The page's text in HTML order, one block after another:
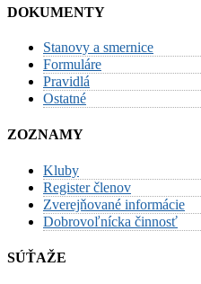
DOKUMENTY
Stanovy a smernice
Formuláre
Pravidlá
Ostatné
ZOZNAMY
Kluby
Register členov
Zverejňované informácie
Dobrovoľnícka činnosť
SÚŤAŽE